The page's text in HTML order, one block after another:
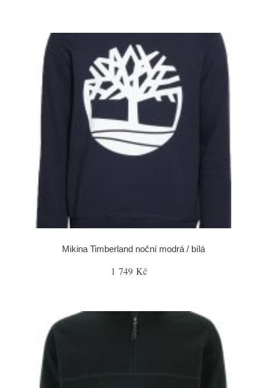
Mikina Timberland noční modrá / bílá
1 749 Kč